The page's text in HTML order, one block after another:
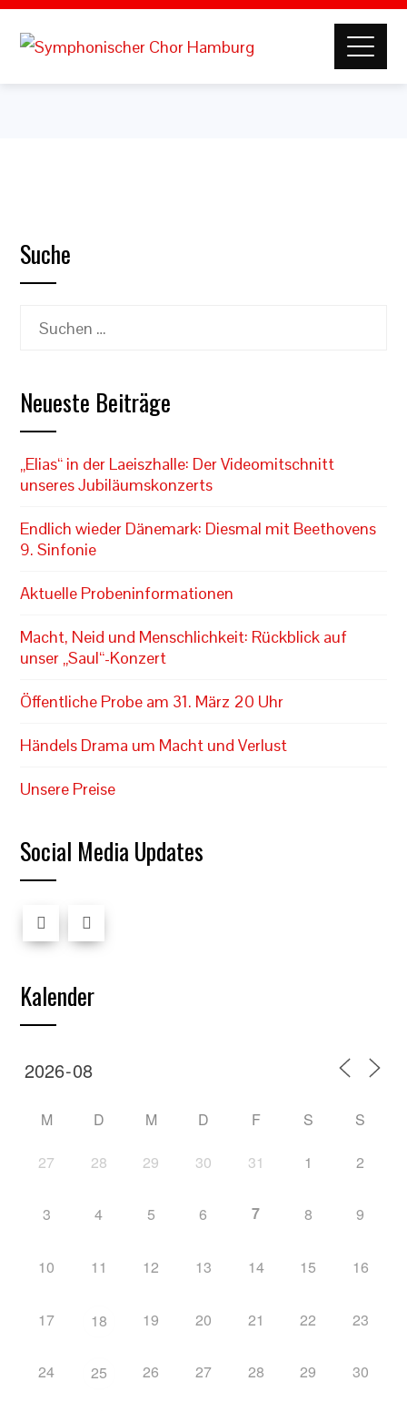
Suche
Suchen
Neueste Beiträge
„Elias“ in der Laeiszhalle: Der Videomitschnitt
unseres Jubiläumskonzerts
Endlich wieder Dänemark: Diesmal mit Beethovens
9. Sinfonie
Aktuelle Probeninformationen
Macht, Neid und Menschlichkeit: Rückblick auf
unser „Saul“-Konzert
Öffentliche Probe am 31. März 20 Uhr
Händels Drama um Macht und Verlust
Unsere Preise
Social Media Updates
Kalender
M D M D F S S
27 28 29 30 31 1 2
3 4 5 6 7 8 9
10 11 12 13 14 15 16
17 18 19 20 21 22 23
24 25 26 27 28 29 30